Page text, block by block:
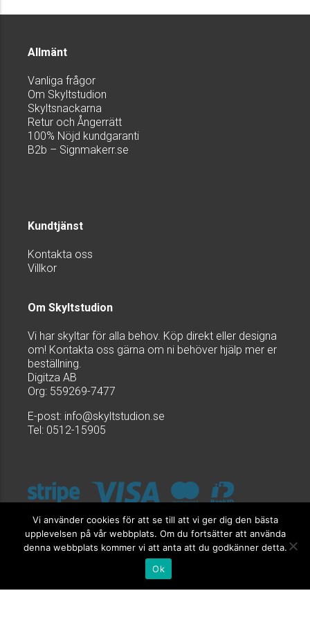
Allmänt
Vanliga frågor
Om Skyltstudion
Skyltsnackarna
Retur och Ångerrätt
100% Nöjd kundgaranti
B2b – Signmakerr.se
Kundtjänst
Kontakta oss
Villkor
Om Skyltstudion
Vi har skyltar för alla behov. Köp direkt eller designa
om! Kontakta oss gärna om ni behöver hjälp mer er
beställning.
Digitza AB
Org: 559269-7477
E-post: info@skyltstudion.se
Tel: 0512-15905
Vi använder cookies för att se till att vi ger dig den bästa
upplevelsen på vår webbplats. Om du fortsätter att använda
denna webbplats kommer vi att anta att du godkänner detta.
Ok